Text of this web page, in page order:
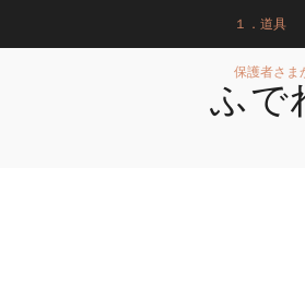
１．道具
保護者さま
ふで